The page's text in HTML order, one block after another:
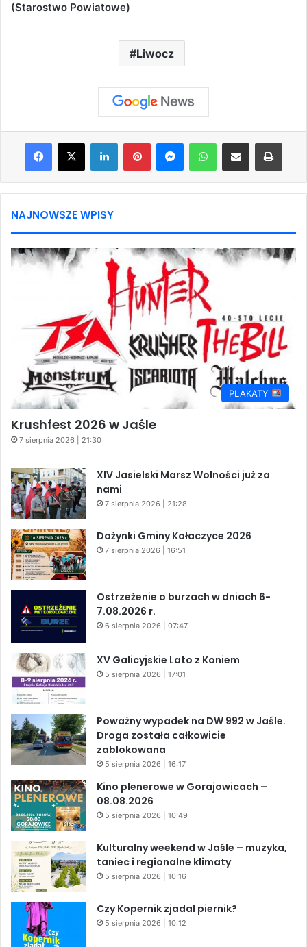
(Starostwo Powiatowe)
Liwocz
Facebook
X LinkedInPinterestMessengerWhatsAppShare via Email Print
NAJNOWSZE WPISY
PLAKATY
Krushfest 2026 w Jaśle
7 sierpnia 2026 | 21:30
XIV Jasielski Marsz Wolności już za
nami
7 sierpnia 2026 | 21:28
Dożynki Gminy Kołaczyce 2026
7 sierpnia 2026 | 16:51
Ostrzeżenie o burzach w dniach 6-
7.08.2026 r.
6 sierpnia 2026 | 07:47
XV Galicyjskie Lato z Koniem
5 sierpnia 2026 | 17:01
Poważny wypadek na DW 992 w Jaśle.
Droga została całkowicie
zablokowana
5 sierpnia 2026 | 16:17
Kino plenerowe w Gorajowicach –
08.08.2026
5 sierpnia 2026 | 10:49
Kulturalny weekend w Jaśle – muzyka,
taniec i regionalne klimaty
5 sierpnia 2026 | 10:16
Czy Kopernik zjadał piernik?
5 sierpnia 2026 | 10:12